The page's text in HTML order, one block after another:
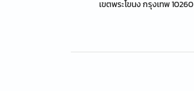
เขตพระโขนง กรุงเทพ 10260